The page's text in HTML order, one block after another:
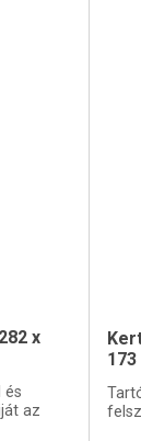
x
és
az